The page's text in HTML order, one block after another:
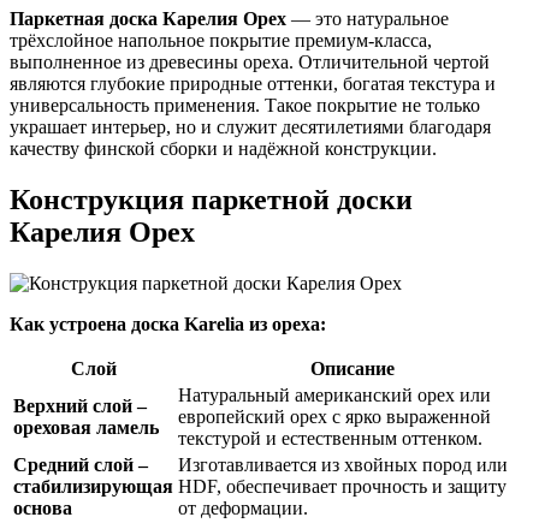
Паркетная доска Карелия Орех — это натуральное
трёхслойное напольное покрытие премиум-класса,
выполненное из древесины ореха. Отличительной чертой
являются глубокие природные оттенки, богатая текстура и
универсальность применения. Такое покрытие не только
украшает интерьер, но и служит десятилетиями благодаря
качеству финской сборки и надёжной конструкции.
Конструкция паркетной доски
Карелия Орех
Как устроена доска Karelia из ореха:
Слой
Описание
Верхний слой –
ореховая ламель
Натуральный американский орех или
европейский орех с ярко выраженной
текстурой и естественным оттенком.
Средний слой –
стабилизирующая
основа
Изготавливается из хвойных пород или
HDF, обеспечивает прочность и защиту
от деформации.